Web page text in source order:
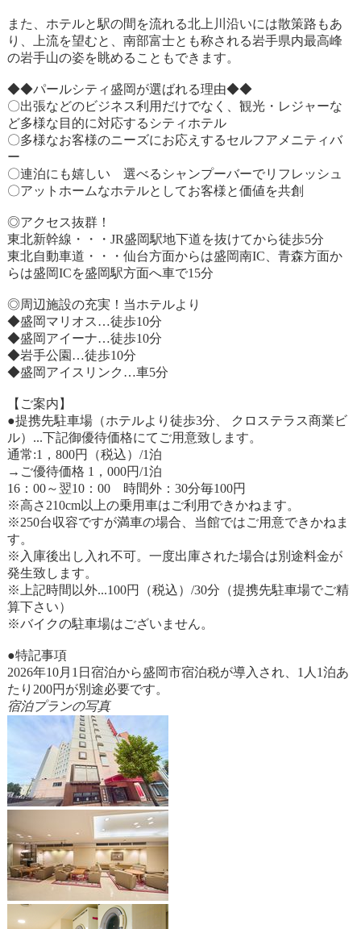
また、ホテルと駅の間を流れる北上川沿いには散策路もあ
り、上流を望むと、南部富士とも称される岩手県内最高峰
の岩手山の姿を眺めることもできます。
◆◆パールシティ盛岡が選ばれる理由◆◆
〇出張などのビジネス利用だけでなく、観光・レジャーな
ど多様な目的に対応するシティホテル
〇多様なお客様のニーズにお応えするセルフアメニティバ
ー
〇連泊にも嬉しい 選べるシャンプーバーでリフレッシュ
〇アットホームなホテルとしてお客様と価値を共創
◎アクセス抜群！
東北新幹線・・・JR盛岡駅地下道を抜けてから徒歩5分
東北自動車道・・・仙台方面からは盛岡南IC、青森方面か
らは盛岡ICを盛岡駅方面へ車で15分
◎周辺施設の充実！当ホテルより
◆盛岡マリオス…徒歩10分
◆盛岡アイーナ…徒歩10分
◆岩手公園…徒歩10分
◆盛岡アイスリンク…車5分
【ご案内】
●提携先駐車場（ホテルより徒歩3分、 クロステラス商業ビ
ル）...下記御優待価格にてご用意致します。
通常:1，800円（税込）/1泊
→ご優待価格 1，000円/1泊
16：00～翌10：00 時間外：30分毎100円
※高さ210cm以上の乗用車はご利用できかねます。
※250台収容ですが満車の場合、当館ではご用意できかねま
す。
※入庫後出し入れ不可。一度出庫された場合は別途料金が
発生致します。
※上記時間以外...100円（税込）/30分（提携先駐車場でご精
算下さい）
※バイクの駐車場はございません。
●特記事項
2026年10月1日宿泊から盛岡市宿泊税が導入され、1人1泊あ
たり200円が別途必要です。
宿泊プランの写真